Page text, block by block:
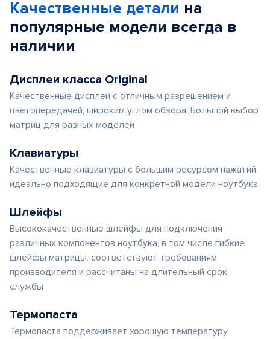
Качественные детали на
популярные модели всегда в
наличии
Дисплеи класса Original
Качественные дисплеи с отличным разрешением и
цветопередачей, широким углом обзора. Большой выбор
матриц для разных моделей
Клавиатуры
Качественные клавиатуры с большим ресурсом нажатий,
идеально подходящие для конкретной модели ноутбука
Шлейфы
Высококачественные шлейфы для подключения
различных компонентов ноутбука, в том числе гибкие
шлейфы матрицы, соответствуют требованиям
производителя и рассчитаны на длительный срок
службы
Термопаста
Термопаста поддерживает хорошую температуру